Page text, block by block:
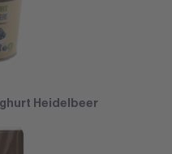
Heidelbeer